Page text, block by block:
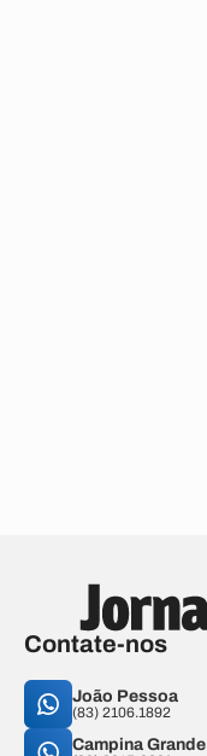
Contate-nos
João Pessoa
(83) 2106.1892
Campina Grande